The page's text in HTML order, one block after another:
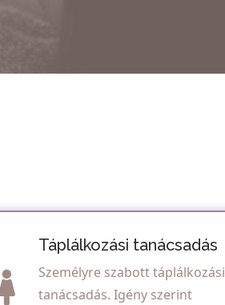
Táplálkozási tanácsadás
Személyre szabott táplálkozási
tanácsadás. Igény szerint